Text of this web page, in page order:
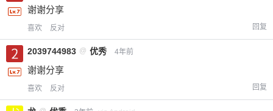
谢谢分享
喜欢 反对 回复
2039744983 @ 优秀 4年前
谢谢分享
喜欢 反对 回复